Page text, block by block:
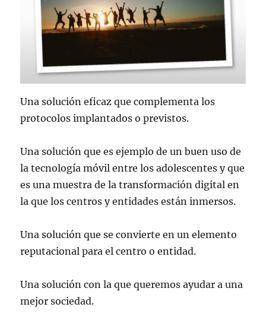
Una solución eficaz que complementa los
protocolos implantados o previstos.
Una solución que es ejemplo de un buen uso de
la tecnología móvil entre los adolescentes y que
es una muestra de la transformación digital en
la que los centros y entidades están inmersos.
Una solución que se convierte en un elemento
reputacional para el centro o entidad.
Una solución con la que queremos ayudar a una
mejor sociedad.